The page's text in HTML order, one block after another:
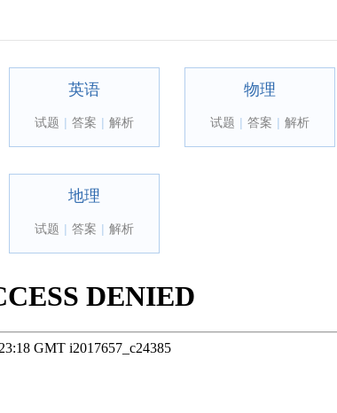
英语
试题 | 答案 | 解析
物理
试题 | 答案 | 解析
地理
试题 | 答案 | 解析